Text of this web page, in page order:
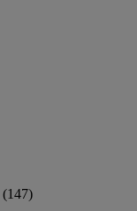
(147)